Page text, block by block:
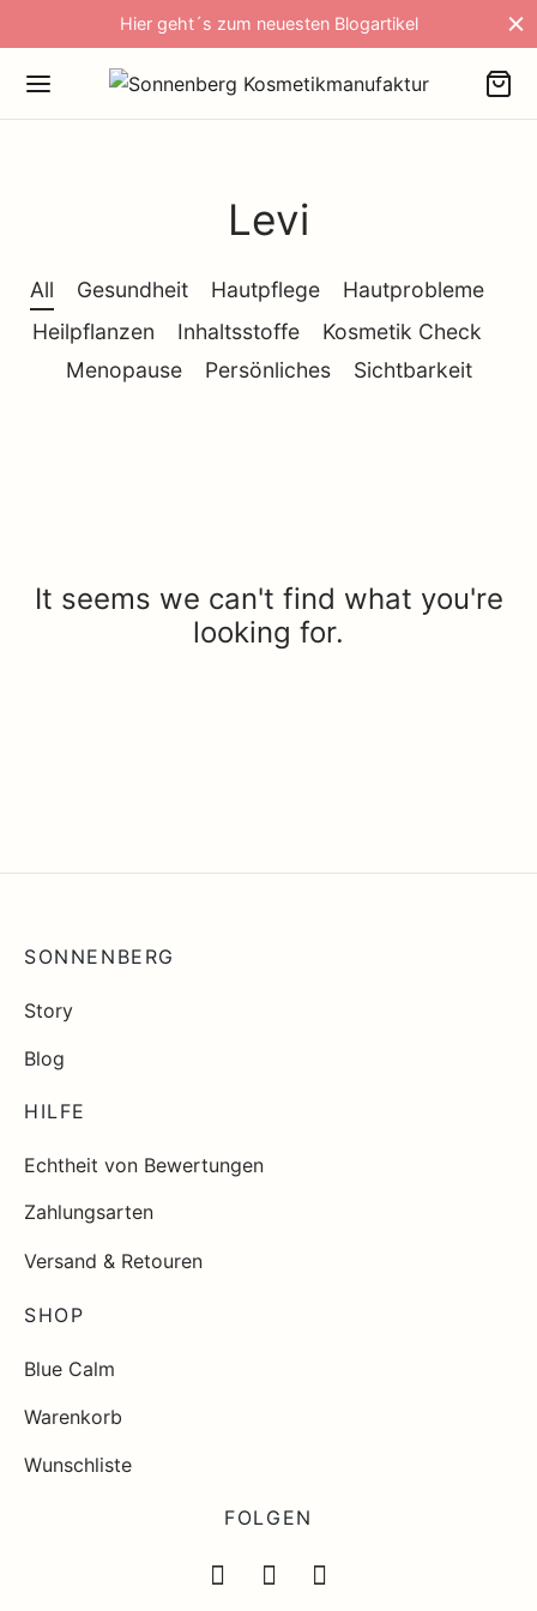
Hier geht´s zum neuesten Blogartikel
Levi
All Gesundheit Hautpflege
Hautprobleme
Heilpflanzen
Inhaltsstoffe
Kosmetik Check
Menopause
Persönliches Sichtbarkeit
It seems we can't find what you're
looking for.
SONNENBERG
Story
Blog
HILFE
Echtheit von Bewertungen
Zahlungsarten
Versand & Retouren
SHOP
Blue Calm
Warenkorb
Wunschliste
FOLGEN